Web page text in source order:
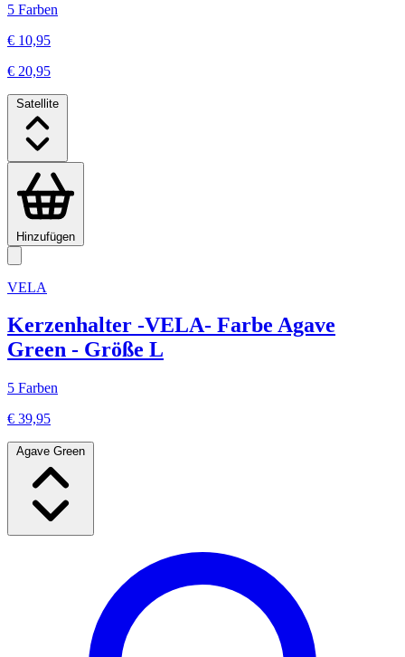
5 Farben
€ 10,95
€ 20,95
Satellite
Hinzufügen
VELA
Kerzenhalter -VELA- Farbe Agave
Green - Größe L
5 Farben
€ 39,95
Agave Green